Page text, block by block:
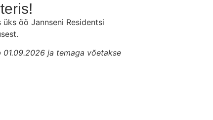
öö Jannseni Residentsi
01.09.2026 ja temaga võetakse